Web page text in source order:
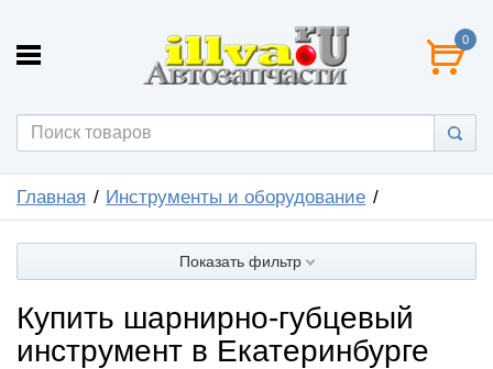
0
Главная Инструменты и оборудование
Показать фильтр
Купить шарнирно-губцевый
инструмент в Екатеринбурге